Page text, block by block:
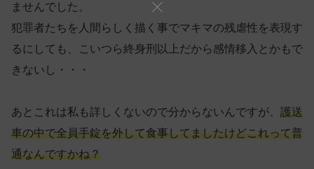
ませんでした。
犯罪者たちを人間らしく描く事でマキマの残虐性を表現す
るにしても、こいつら終身刑以上だから感情移入とかもで
きないし・・・
あとこれは私も詳しくないので分からないんですが、 護送
車の中で全員手錠を外して食事してましたけどこれって普
通なんですかね？